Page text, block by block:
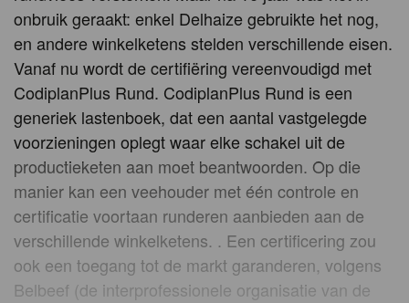
onbruik geraakt: enkel Delhaize gebruikte het nog,
en andere winkelketens stelden verschillende eisen.
Vanaf nu wordt de certifiëring vereenvoudigd met
CodiplanPlus Rund. CodiplanPlus Rund is een
generiek lastenboek, dat een aantal vastgelegde
voorzieningen oplegt waar elke schakel uit de
productieketen aan moet beantwoorden. Op die
manier kan een veehouder met één controle en
certificatie voortaan runderen aanbieden aan de
verschillende winkelketens. . Een certificering zou
ook een toegang tot de markt garanderen, volgens
Belbeef (de interprofessionele organisatie van de